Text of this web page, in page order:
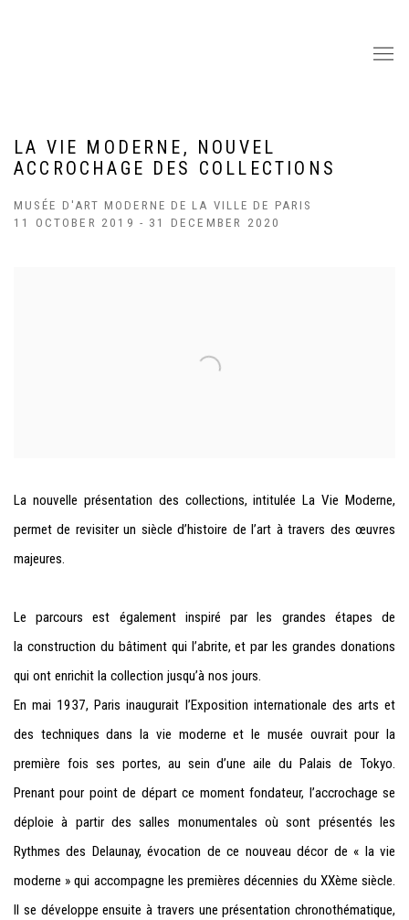
LA VIE MODERNE, NOUVEL
ACCROCHAGE DES COLLECTIONS
MUSÉE D'ART MODERNE DE LA VILLE DE PARIS
11 OCTOBER 2019 - 31 DECEMBER 2020
La nouvelle présentation des collections, intituléeLa Vie Moderne,
permetde revisiter un siècled’histoire del’art à travers des œuvres
majeures.
Le parcours est également inspirépar les grandes étapesde
la construction du bâtiment qui l’abrite, et parlesgrandes donations
qui ont enrichit la collection jusqu’à nos jours.
En mai 1937, Paris inaugurait l’Exposition internationale des arts et
des techniques dans la vie moderneet le musée ouvraitpour la
première fois ses portes, au sein d’uneaile duPalais deTokyo.
Prenant pour point de départ ce moment fondateur, l’accrochage se
déploieà partir dessalles monumentalesoù sont présentésles
Rythmes des Delaunay,évocation dece nouveau décor de « la vie
moderne » qui accompagne lespremières décennies du XXème siècle.
Il se développeensuite à travers une présentation chronothématique,